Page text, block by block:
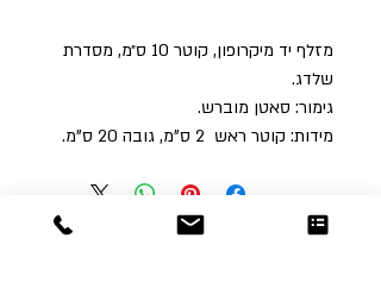
מזלף יד מיקרופון, קוטר 10 ס״מ, מסדרת
שלדג.
גימור: סאטן מוברש.
מידות: קוטר ראש 2 ס"מ, גובה 20 ס"מ.